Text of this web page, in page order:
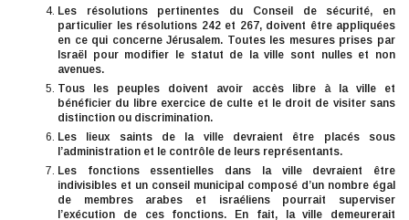
Les résolutions pertinentes du Conseil de sécurité, en
particulier les résolutions 242 et 267, doivent être appliquées
en ce qui concerne Jérusalem. Toutes les mesures prises par
Israël pour modifier le statut de la ville sont nulles et non
avenues.
Tous les peuples doivent avoir accès libre à la ville et
bénéficier du libre exercice de culte et le droit de visiter sans
distinction ou discrimination.
Les lieux saints de la ville devraient être placés sous
l’administration et le contrôle de leurs représentants.
Les fonctions essentielles dans la ville devraient être
indivisibles et un conseil municipal composé d’un nombre égal
de membres arabes et israéliens pourrait superviser
l’exécution de ces fonctions. En fait, la ville demeurerait